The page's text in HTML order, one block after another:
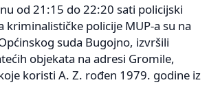
od 21:15 do 22:20 sati policijski
kriminalističke policije MUP-a su na
suda Bugojno, izvršili
objekata na adresi Gromile,
koristi A. Z. rođen 1979. godine iz